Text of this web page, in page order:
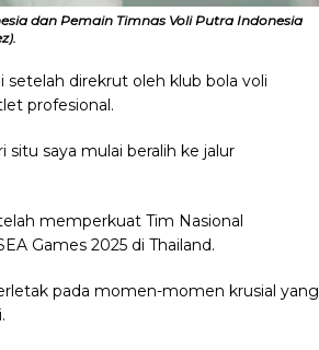
dan Pemain Timnas Voli Putra Indonesia
setelah direkrut oleh klub bola voli
profesional.
situ saya mulai beralih ke jalur
memperkuat Tim Nasional
Games 2025 di Thailand.
pada momen-momen krusial yang